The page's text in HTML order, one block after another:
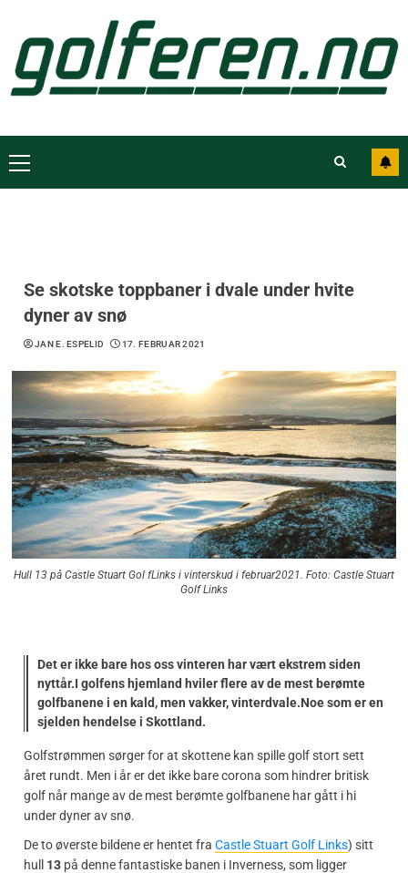
Se skotske toppbaner i dvale under hvite
dyner av snø
JAN E. ESPELID 17. FEBRUAR 2021
Hull 13 på Castle Stuart Gol fLinks i vinterskud i februar2021. Foto: Castle Stuart
Golf Links
Det er ikke bare hos oss vinteren har vært ekstrem siden
nyttår.I golfens hjemland hviler flere av de mest berømte
golfbanene i en kald, men vakker, vinterdvale.Noe som er en
sjelden hendelse i Skottland.
Golfstrømmen sørger for at skottene kan spille golf stort sett
året rundt. Men i år er det ikke bare corona som hindrer britisk
golf når mange av de mest berømte golfbanene har gått i hi
under dyner av snø.
De to øverste bildene er hentet fra Castle Stuart Golf Links) sitt
hull 13 på denne fantastiske banen i Inverness, som ligger